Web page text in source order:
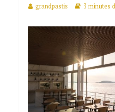
grandpastis
3 minutes